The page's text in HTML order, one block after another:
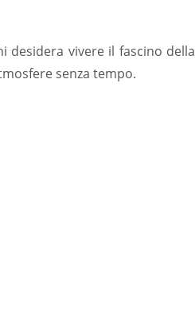
desidera vivere il fascino della
senza tempo.